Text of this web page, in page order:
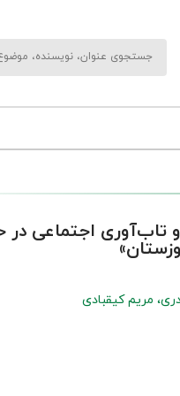
و تاب‌آوری اجتماعی
مریم کیقبادی